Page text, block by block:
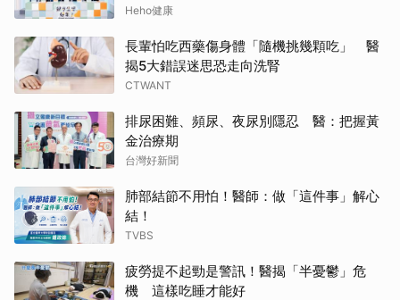
Heho健康
長輩怕吃西藥傷身體「隨機挑幾顆吃」 醫
揭5大錯誤迷思恐走向洗腎
CTWANT
排尿困難、頻尿、夜尿別隱忍 醫：把握黃
金治療期
台灣好新聞
肺部結節不用怕！醫師：做「這件事」解心
結！
TVBS
疲勞提不起勁是警訊！醫揭「半憂鬱」危
機 這樣吃睡才能好